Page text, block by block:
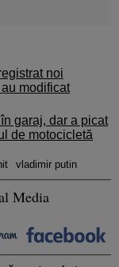
noi
modificat
garaj, dar a picat
de motocicletă
vladimir putin
Media